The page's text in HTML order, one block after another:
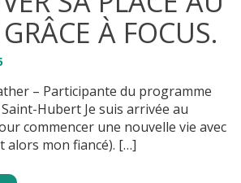
À FOCUS.
– Participante du programme
Saint-Hubert Je suis arrivée au
commencer une nouvelle vie avec
alors mon fiancé). […]